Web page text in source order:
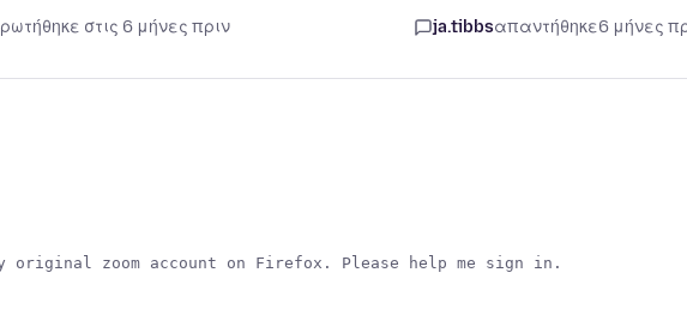
ρωτήθηκε στις 6 μήνες πριν ja.tibbsαπαντήθηκε6 μήνες